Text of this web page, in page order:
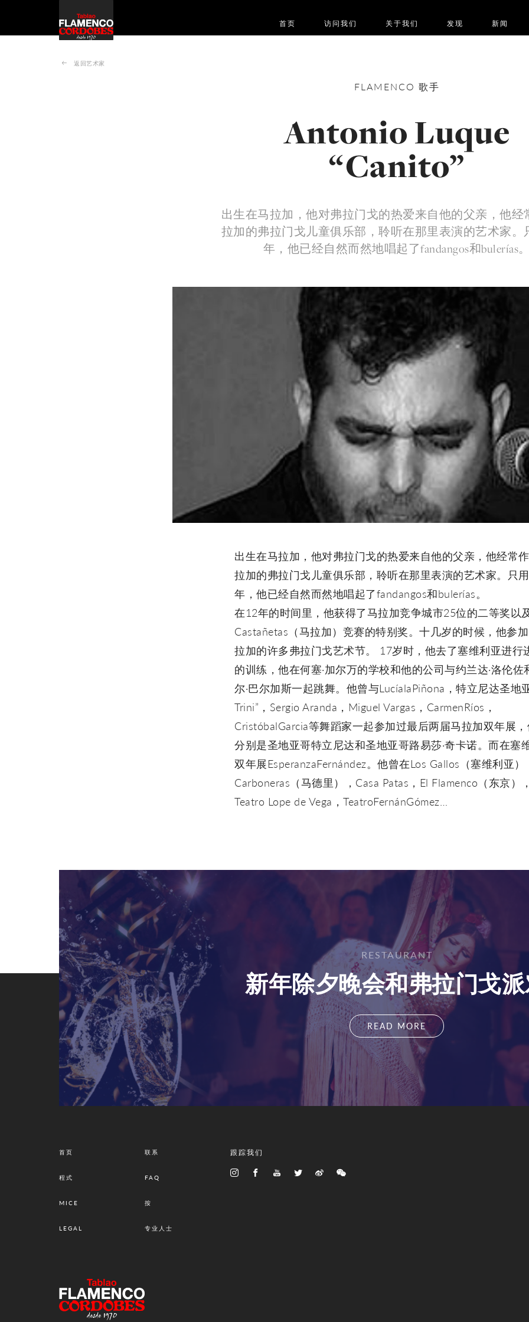
首页 访问我们 关于我们 发现 新闻
返回艺术家
FLAMENCO 歌手
Antonio Luque
“Canito”
出生在马拉加，他对弗拉门戈的热爱来自他的父亲，他经
拉加的弗拉门戈儿童俱乐部，聆听在那里表演的艺术家。
年，他已经自然而然地唱起了fandangos和bulerías
出生在马拉加，他对弗拉门戈的热爱来自他的父亲，他经常
拉加的弗拉门戈儿童俱乐部，聆听在那里表演的艺术家。只
年，他已经自然而然地唱起了fandangos和bulerías。
在12年的时间里，他获得了马拉加竞争城市25位的二等奖以
Castañetas（马拉加）竞赛的特别奖。十几岁的时候，他参
拉加的许多弗拉门戈艺术节。 17岁时，他去了塞维利亚进行
的训练，他在何塞·加尔万的学校和他的公司与约兰达·洛伦佐
尔·巴尔加斯一起跳舞。他曾与LucíalaPiñona，特立尼达圣地
Trini”，Sergio Aranda，Miguel Vargas，CarmenRíos，
CristóbalGarcia等舞蹈家一起参加过最后两届马拉加双年展
分别是圣地亚哥特立尼达和圣地亚哥路易莎·奇卡诺。而在塞
双年展EsperanzaFernández。他曾在Los Gallos（塞维利亚）
Carboneras（马德里），Casa Patas，El Flamenco（东京）
Teatro Lope de Vega，TeatroFernánGómez…
RESTAURANT
新年除夕晚会和弗拉门戈
READ MORE
首页
程式
MICE
LEGAL
联系
FAQ
按
专业人士
跟踪我们